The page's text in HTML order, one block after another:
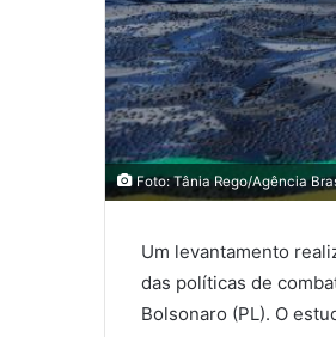
Foto: Tânia Rego/Agência
Um levantamento
das políticas de
Bolsonaro (PL). O